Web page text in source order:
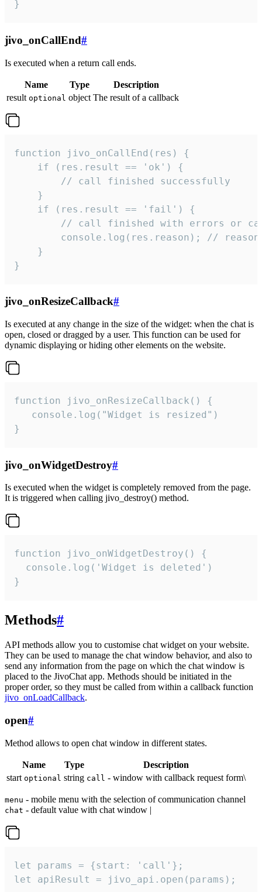
}
jivo_onCallEnd#
Is executed when a return call ends.
Name Type
Description
result optional object The result of a callback
function jivo_onCallEnd(res) {
    if (res.result == 'ok') {
        // call finished successfully
    }
    if (res.result == 'fail') {
// call finished with errors or
console.log(res.reason); //
    }
}
jivo_onResizeCallback#
Is executed at any change in the size of the widget: when the chat is
open, closed or dragged by a user. This function can be used for
dynamic displaying or hiding other elements on the website.
function jivo_onResizeCallback() {
   console.log("Widget is resized")
}
jivo_onWidgetDestroy#
Is executed when the widget is completely removed from the page.
It is triggered when calling jivo_destroy() method.
function jivo_onWidgetDestroy() {
  console.log('Widget is deleted')
}
Methods#
API methods allow you to customise chat widget on your website.
They can be used to manage the chat window behavior, and also to
send any information from the page on which the chat window is
placed to the JivoChat app. Methods should be initiated in the
proper order, so they must be called from within a callback function
jivo_onLoadCallback.
open#
Method allows to open chat window in different states.
Name Type
Description
start optional string call - window with callback request form\
menu - mobile menu with the selection of communication channel
chat - default value with chat window |
let params = {start: 'call'};
let apiResult = jivo_api.open(params);